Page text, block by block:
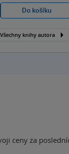
Do košíku
Všechny knihy autora
ceny za